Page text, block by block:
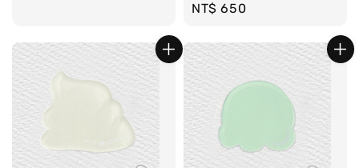
Regular
NT$ 650